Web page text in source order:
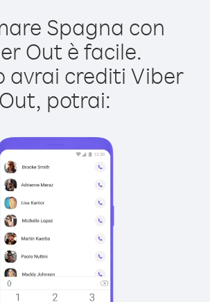
Spagna con
Out è facile.
avrai crediti Viber
Out, potrai: